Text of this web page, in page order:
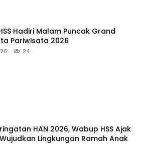
Hadiri Malam Puncak Grand
Pariwisata 2026
24
HAN 2026, Wabup HSS Ajak
Lingkungan Ramah Anak